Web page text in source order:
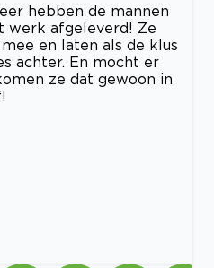
hebben de mannen
werk afgeleverd! Ze
en laten als de klus
achter. En mocht er
ze dat gewoon in